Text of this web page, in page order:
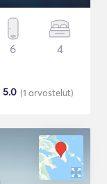
6 4
(1 arvostelut)
5.0